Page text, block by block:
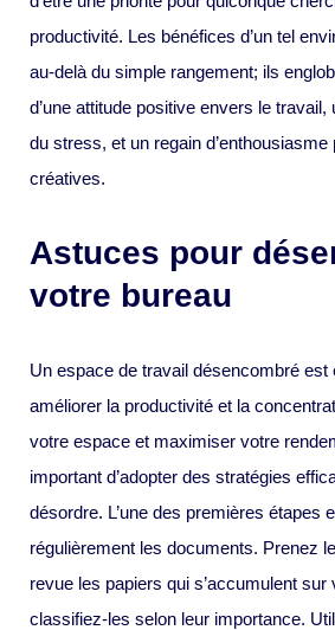
productivité. Les bénéfices d’un tel
au-delà du simple rangement; ils
d’une attitude positive envers le
du stress, et un regain
créatives.
Astuces pour
votre bureau
Un espace de travail désencombré est
améliorer la productivité et la
votre espace et maximiser votre
important d’adopter des stratégies
désordre. L’une des premières étapes
régulièrement les documents. Prenez
revue les papiers qui s’accumulent sur
classifiez-les selon leur importance.